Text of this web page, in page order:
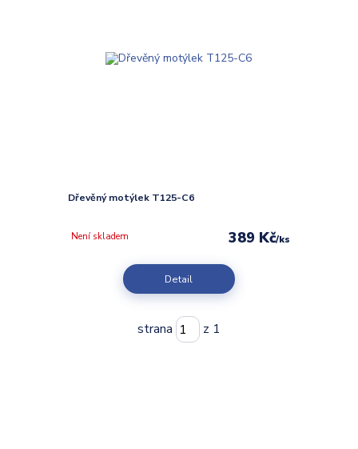
Dřevěný motýlek T125-C6
389 Kč/ks
Není skladem
Detail
strana z 1